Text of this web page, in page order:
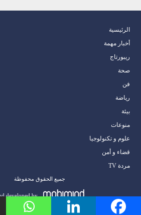
الرئيسية
أخبار مهمة
ريبورتاج
صحة
فن
رياضة
بيئة
منوعات
علوم و تكنولوجيا
قضاء و أمن
مردة TV
جميع الحقوق محفوظة
Designed and developed by